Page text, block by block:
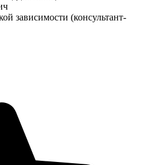
зависимости (консультант-